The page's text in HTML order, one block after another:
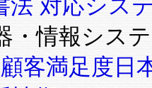
法 対応シス
・情報シス
客満足度